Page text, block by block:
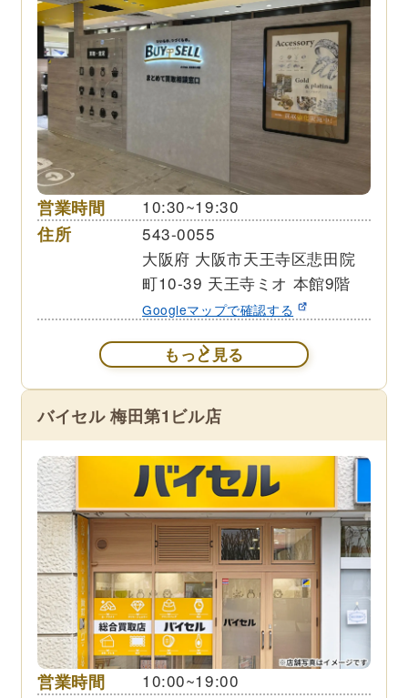
営業時間 10:30~19:30
住所
543-0055
大阪府 大阪市天王寺区悲田院
町10-39 天王寺ミオ 本館9階
Googleマップで確認する
もっと見る
バイセル 梅田第1ビル店
営業時間 10:00~19:00